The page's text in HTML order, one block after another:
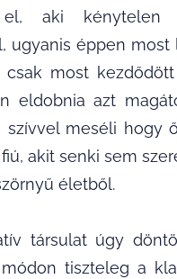
aki kénytelen
ugyanis éppen most
csak most
eldobnia azt
szívvel meséli hogy
akit senki sem
életből.
társulat úgy
tiszteleg a